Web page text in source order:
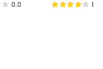
0.0 8.4